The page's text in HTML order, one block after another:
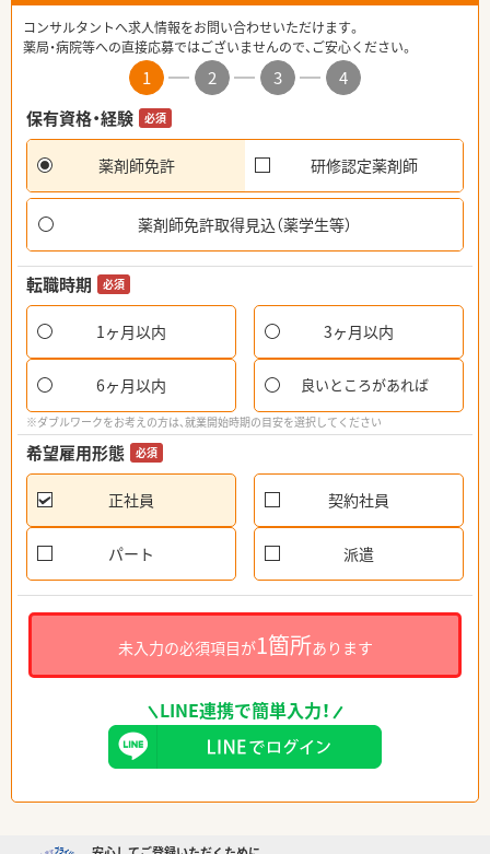
コンサルタントへ求人情報をお問い合わせいただけます。
薬局・病院等への直接応募ではございませんので、ご安心ください。
1 2 3
4
保有資格・経験
必須
薬剤師免許 研修認定薬剤師
薬剤師免許取得見込（薬学生等）
転職時期 必須
1ヶ月以内 3ヶ月以内
6ヶ月以内 良いところがあれば
※ダブルワークをお考えの方は、就業開始時期の目安を選択してください
希望雇用形態 必須
正社員 契約社員
パート 派遣
未入力の必須項目が1箇所あります
LINE連携で簡単入力！